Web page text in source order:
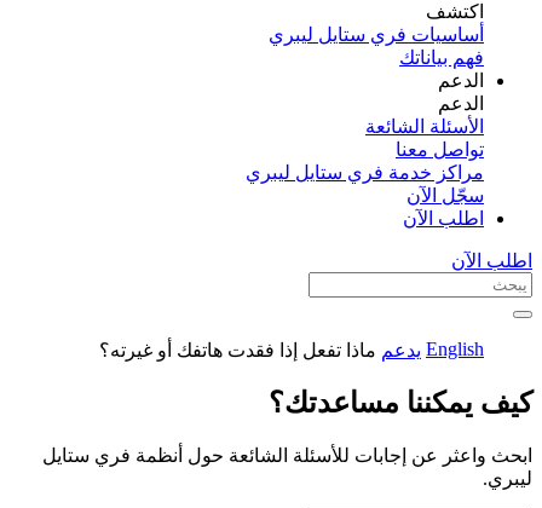
اكتشف​
أساسيات فري ستايل ليبري
فهم بياناتك
الدعم
الدعم
الأسئلة الشائعة
تواصل معنا
مراكز خدمة فري ستايل ليبري
سجّل الآن​
اطلب الآن
اطلب الآن
English يدعم ماذا تفعل إذا فقدت هاتفك أو غيرته؟
كيف يمكننا مساعدتك؟
ابحث واعثر عن إجابات للأسئلة الشائعة حول أنظمة فري ستايل
ليبري.